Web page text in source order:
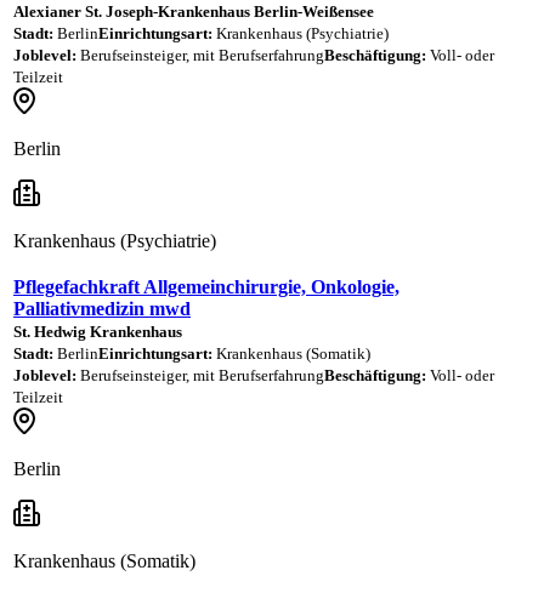
Alexianer St. Joseph-Krankenhaus Berlin-Weißensee
Stadt: BerlinEinrichtungsart: Krankenhaus (Psychiatrie)
Joblevel: Berufseinsteiger, mit BerufserfahrungBeschäftigung: Voll- oder
Teilzeit
Berlin
Krankenhaus (Psychiatrie)
Pflegefachkraft Allgemeinchirurgie, Onkologie,
Palliativmedizin mwd
St. Hedwig Krankenhaus
Stadt: BerlinEinrichtungsart: Krankenhaus (Somatik)
Joblevel: Berufseinsteiger, mit BerufserfahrungBeschäftigung: Voll- oder
Teilzeit
Berlin
Krankenhaus (Somatik)